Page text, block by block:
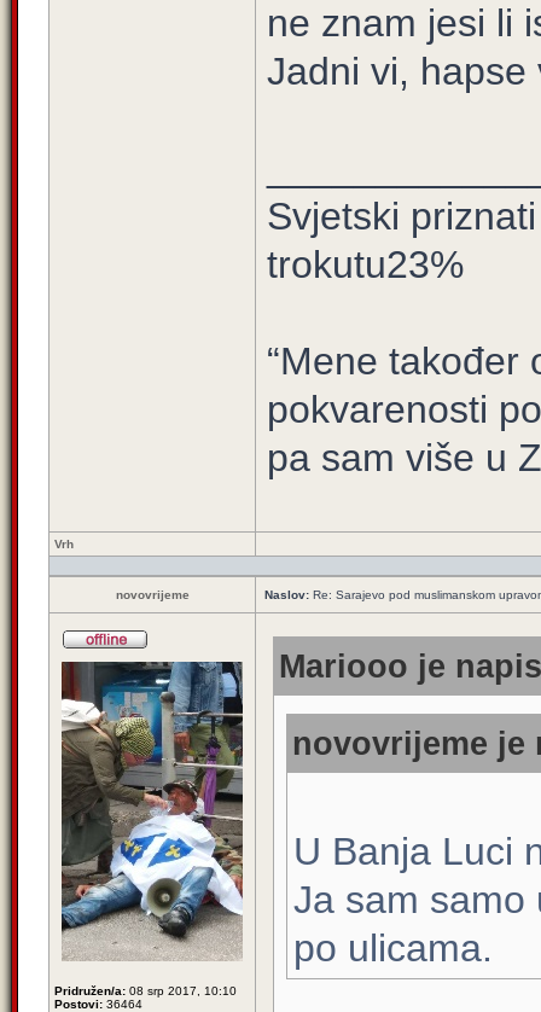
ne znam jesi li
Jadni vi, hapse
Svjetski
trokutu23%
“Mene također
pokvarenosti
pa sam više u
Vrh
novovrijeme Naslov: Re: Sarajevo pod muslimanskom
Pridružen/a: 08 srp 2017, 10:10
Postovi: 36464
Mariooo je
novovrijeme je
U Banja Luci
Ja sam samo
po ulicama.